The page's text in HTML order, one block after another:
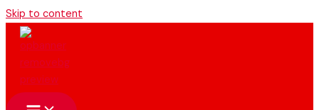
Skip to content